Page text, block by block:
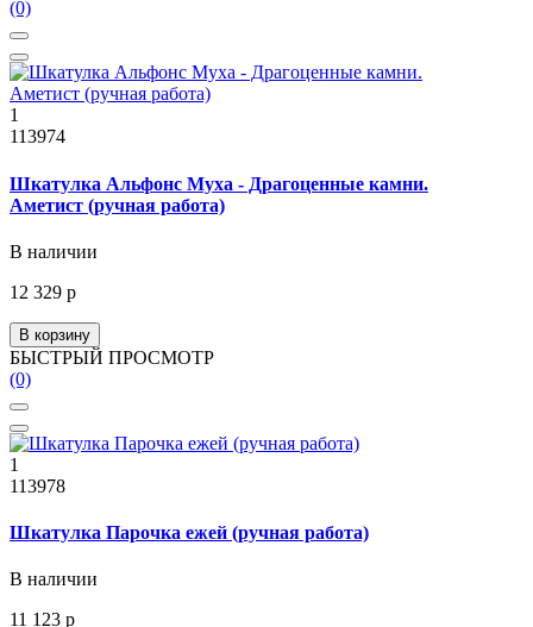
(0)
1
113974
Шкатулка Альфонс Муха - Драгоценные камни.
Аметист (ручная работа)
В наличии
12 329 р
В корзину
БЫСТРЫЙ ПРОСМОТР
(0)
1
113978
Шкатулка Парочка ежей (ручная работа)
В наличии
11 123 р